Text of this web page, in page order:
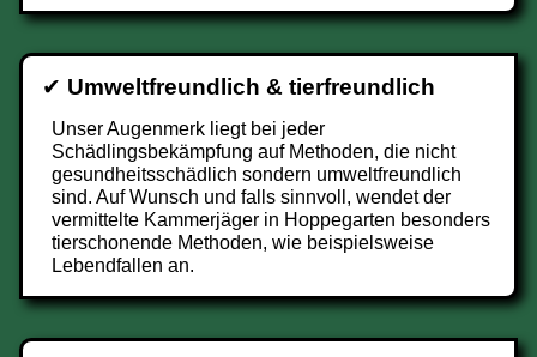
✔ Umweltfreundlich & tierfreundlich
Unser Augenmerk liegt bei jeder
Schädlingsbekämpfung auf Methoden, die nicht
gesundheitsschädlich sondern umweltfreundlich
sind. Auf Wunsch und falls sinnvoll, wendet der
vermittelte Kammerjäger in Hoppegarten besonders
tierschonende Methoden, wie beispielsweise
Lebendfallen an.